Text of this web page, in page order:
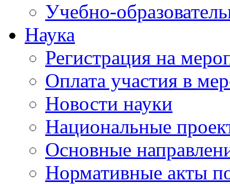
Учебно-
Наука
Регистрация на
Оплата участия в
Новости науки
Национальные
Основные
Нормативные акты